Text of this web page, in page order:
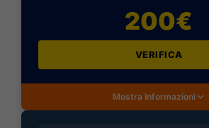
200€
VERIFICA
Mostra Informazioni